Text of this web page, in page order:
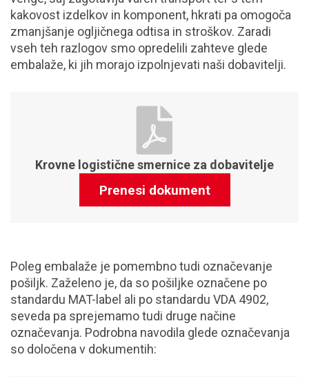
kakovost izdelkov in komponent, hkrati pa omogoča
zmanjšanje ogljičnega odtisa in stroškov. Zaradi
vseh teh razlogov smo opredelili zahteve glede
embalaže, ki jih morajo izpolnjevati naši dobavitelji.
Krovne logistične smernice za dobavitelje
Prenesi dokument
Poleg embalaže je pomembno tudi označevanje
pošiljk. Zaželeno je, da so pošiljke označene po
standardu MAT-label ali po standardu VDA 4902,
seveda pa sprejemamo tudi druge načine
označevanja. Podrobna navodila glede označevanja
so določena v dokumentih: